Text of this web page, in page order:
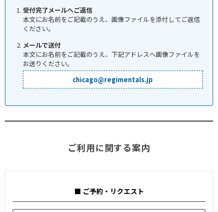
受付完了メールへご返信
本文にお名前をご記載のうえ、画像ファイルを添付してご返信
ください。
メールで送付
本文にお名前をご記載のうえ、下記アドレスへ画像ファイルを
お送りください。
chicago@regimentals.jp
ご利用に関する案内
■ ご予約・リクエスト